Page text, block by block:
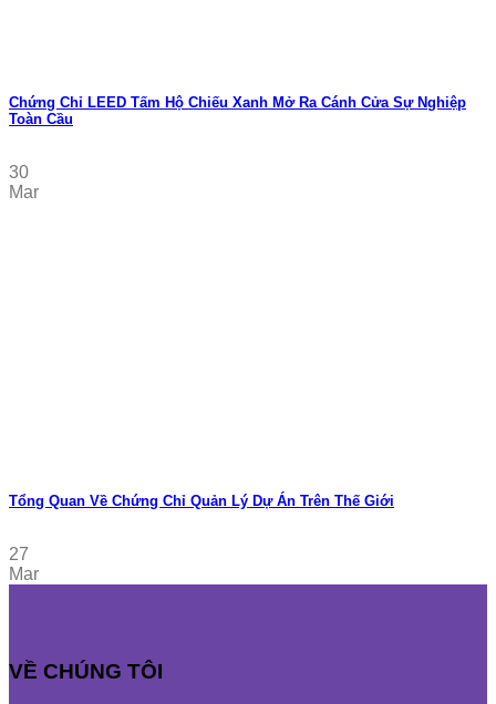
Chứng Chỉ LEED Tấm Hộ Chiếu Xanh Mở Ra Cánh Cửa Sự Nghiệp
Toàn Cầu
30
Mar
Tổng Quan Về Chứng Chỉ Quản Lý Dự Án Trên Thế Giới
27
Mar
VỀ CHÚNG TÔI